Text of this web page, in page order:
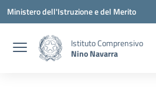
Vai ai contenuti
Vai al menu di navigazione
Vai al footer
Ministero dell'Istruzione e del Merito
Istituto Comprensivo
Nino Navarra